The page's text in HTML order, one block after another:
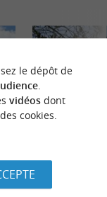
Cathédrale Notre-
le dépôt de
.
vidéosdont
cookies.